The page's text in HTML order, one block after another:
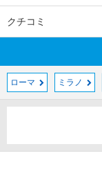
クチコミ
ローマ ミラノ